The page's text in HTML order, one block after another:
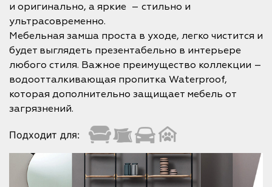
и оригинально, а яркие – стильно и
ультрасовременно.
Мебельная замша проста в уходе, легко чистится и
будет выглядеть презентабельно в интерьере
любого стиля. Важное преимущество коллекции –
водоотталкивающая пропитка Waterproof,
которая дополнительно защищает мебель от
загрязнений.
Подходит для: